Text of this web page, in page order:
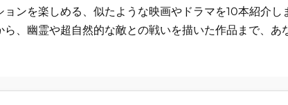
ョンを楽しめる、似たような映画やドラマを10本紹介し
ら、幽霊や超自然的な敵との戦いを描いた作品まで、あ